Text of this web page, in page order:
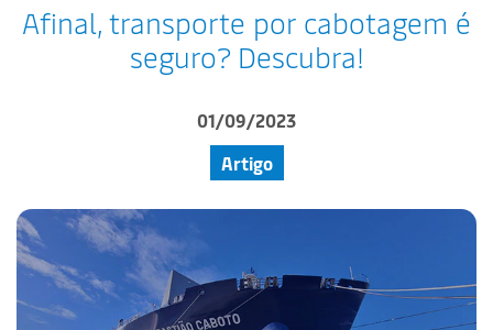
Afinal, transporte por cabotagem é
seguro? Descubra!
01/09/2023
Artigo